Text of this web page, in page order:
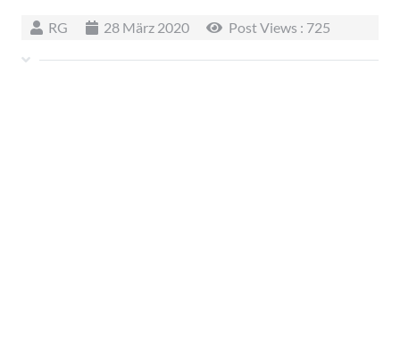
RG 28 März 2020 Post Views : 725